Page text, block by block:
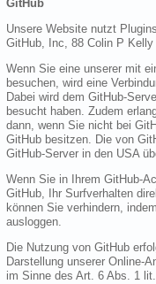
GitHub
Unsere Website nutzt
GitHub, Inc, 88 Colin P
Wenn Sie eine unserer mit
besuchen, wird eine
Dabei wird dem GitHub-
besucht haben. Zudem
dann, wenn Sie nicht bei
GitHub besitzen. Die von
GitHub-Server in den USA
Wenn Sie in Ihrem GitHub-
GitHub, Ihr Surfverhalten
können Sie verhindern,
ausloggen.
Die Nutzung von GitHub
Darstellung unserer Online-
im Sinne des Art. 6 Abs. 1